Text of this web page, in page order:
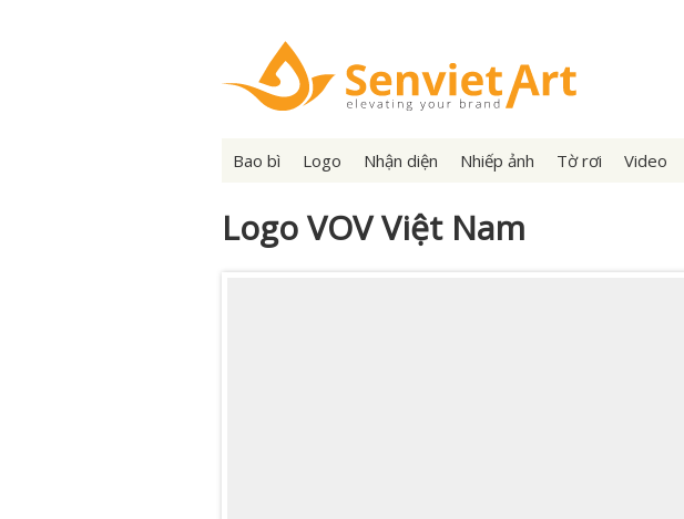
Bao bì Logo Nhận diện Nhiếp ảnh Tờ rơi Video
Logo VOV Việt Nam